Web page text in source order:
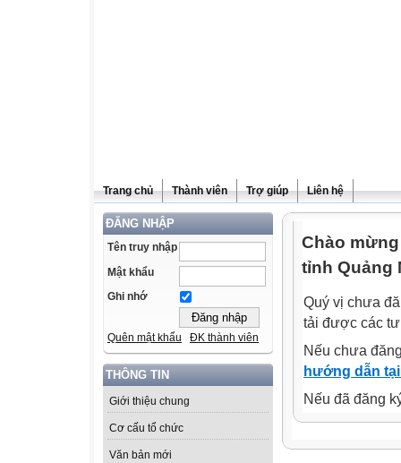
Trang chủ Thành viên Trợ giúp Liên hệ
ĐĂNG NHẬP
Tên truy nhập
Mật khẩu
Ghi nhớ
Quên mật khẩu ĐK thành viên
THÔNG TIN
Giới thiệu chung
Cơ cấu tổ chức
Văn bản mới
Chào
tỉnh Quảng
Quý vị chưa
tải được các
Nếu chưa
hướng dẫn
Nếu đã đăng